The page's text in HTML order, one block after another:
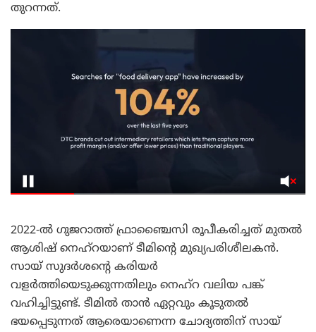
തുറന്നത്.
2022-ൽ ഗുജറാത്ത് ഫ്രാഞ്ചൈസി രൂപീകരിച്ചത് മുതൽ
ആശിഷ് നെഹ്‌റയാണ് ടീമിന്റെ മുഖ്യപരിശീലകൻ.
സായ് സുദർശന്റെ കരിയർ
വളർത്തിയെടുക്കുന്നതിലും നെഹ്‌റ വലിയ പങ്ക്
വഹിച്ചിട്ടുണ്ട്. ടീമിൽ താൻ ഏറ്റവും കൂടുതൽ
ഭയപ്പെടുന്നത് ആരെയാണെന്ന ചോദ്യത്തിന് സായ്